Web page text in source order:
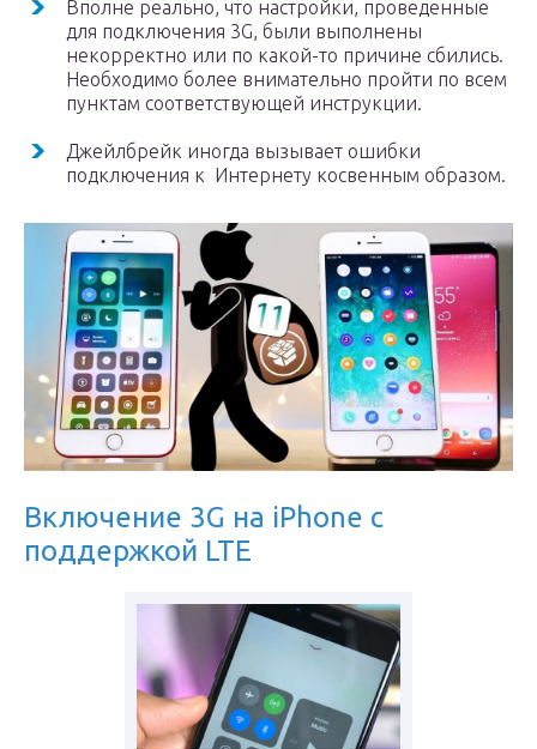
Вполне реально, что настройки, проведенные
для подключения 3G, были выполнены
некорректно или по какой-то причине сбились.
Необходимо более внимательно пройти по всем
пунктам соответствующей инструкции.
Джейлбрейк иногда вызывает ошибки
подключения к Интернету косвенным образом.
Включение 3G на iPhone с
поддержкой LTE